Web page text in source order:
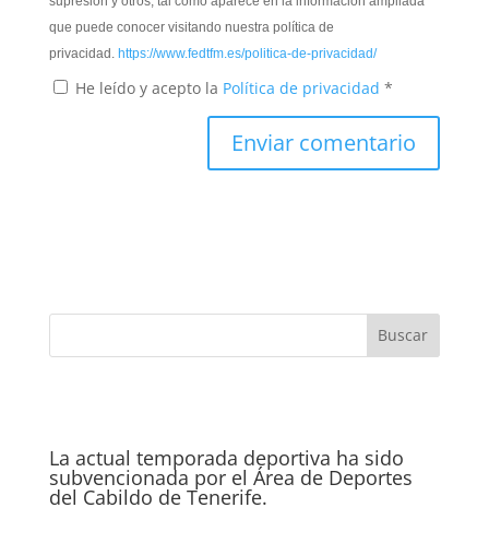
que puede conocer visitando nuestra política de
privacidad. https://www.fedtfm.es/politica-de-privacidad/
He leído y acepto la Política de privacidad *
La actual temporada deportiva ha sido
subvencionada por el Área de Deportes
del Cabildo de Tenerife.